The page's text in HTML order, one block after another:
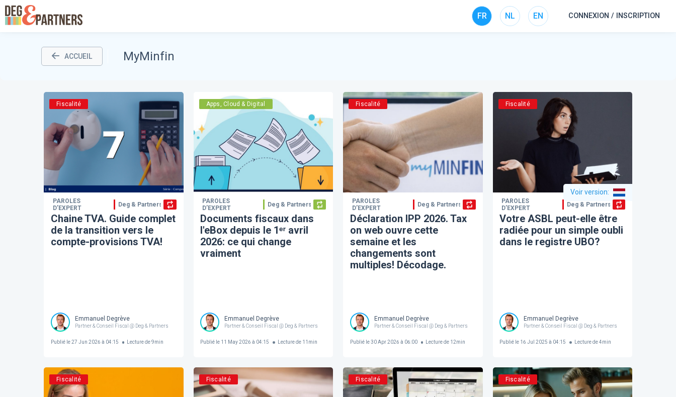
FR NL EN CONNEXION / INSCRIPTION
ACCUEIL MyMinfin
Fiscalité
PAROLES
D’EXPERT
Deg & Partners
Chaine TVA. Guide complet
de la transition vers le
compte-provisions TVA!
Emmanuel Degrève
Partner & Conseil Fiscal @ Deg & Partners
Publié le27 Jun 2026 à 04:15 Lecture de9min
Apps, Cloud & Digital
PAROLES
D’EXPERT
Deg & Partners
Documents fiscaux dans
l'eBox depuis le 1ᵉʳ avril
2026: ce qui change
vraiment
Emmanuel Degrève
Partner & Conseil Fiscal @ Deg & Partners
Publié le 11 May 2026 à 04:15 Lecture de 11 min
Fiscalité
PAROLES
D’EXPERT
Deg & Partners
Déclaration IPP 2026. Tax
on web ouvre cette
semaine et les
changements sont
multiples! Décodage.
Emmanuel Degrève
Partner & Conseil Fiscal @ Deg & Partners
Publié le30 Apr 2026 à 06:00 Lecture de 12min
Fiscalité
Voir version:
PAROLES
D’EXPERT
Deg & Partners
Votre ASBL peut-elle être
radiée pour un simple oubli
dans le registre UBO?
Emmanuel Degrève
Partner & Conseil Fiscal @ Deg & Partners
Publié le 16 Jul 2025 à 04:15 Lecture de 4min
Fiscalité Fiscalité Fiscalité Fiscalité